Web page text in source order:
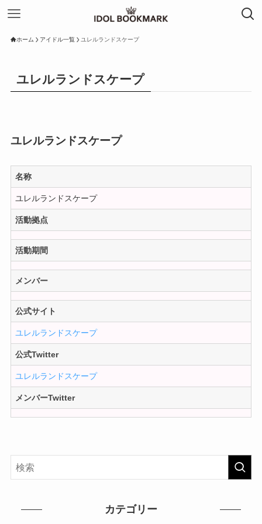
ホーム アイドル一覧 ユレルランドスケープ
ユレルランドスケープ
ユレルランドスケープ
名称
ユレルランドスケープ
活動拠点
活動期間
メンバー
公式サイト
ユレルランドスケープ
公式Twitter
ユレルランドスケープ
メンバーTwitter
カテゴリー